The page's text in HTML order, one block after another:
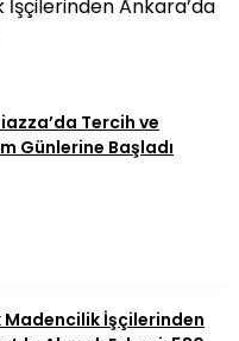
Ankara’da
Tercih ve
Günlerine Başladı
Madencilik İşçilerinden